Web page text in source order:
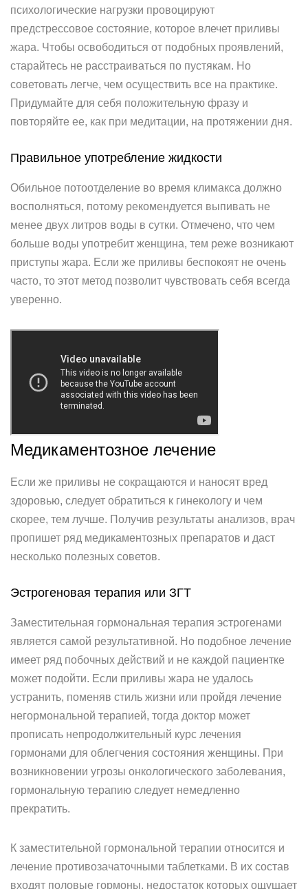
психологические нагрузки провоцируют
предстрессовое состояние, которое влечет приливы
жара. Чтобы освободиться от подобных проявлений,
старайтесь не расстраиваться по пустякам. Но
советовать легче, чем осуществить все на практике.
Придумайте для себя положительную фразу и
повторяйте ее, как при медитации, на протяжении дня.
Правильное употребление жидкости
Обильное потоотделение во время климакса должно
восполняться, потому рекомендуется выпивать не
менее двух литров воды в сутки. Отмечено, что чем
больше воды употребит женщина, тем реже возникают
приступы жара. Если же приливы беспокоят не очень
часто, то этот метод позволит чувствовать себя всегда
уверенно.
Медикаментозное лечение
Если же приливы не сокращаются и наносят вред
здоровью, следует обратиться к гинекологу и чем
скорее, тем лучше. Получив результаты анализов, врач
пропишет ряд медикаментозных препаратов и даст
несколько полезных советов.
Эстрогеновая терапия или ЗГТ
Заместительная гормональная терапия эстрогенами
является самой результативной. Но подобное лечение
имеет ряд побочных действий и не каждой пациентке
может подойти. Если приливы жара не удалось
устранить, поменяв стиль жизни или пройдя лечение
негормональной терапией, тогда доктор может
прописать непродолжительный курс лечения
гормонами для облегчения состояния женщины. При
возникновении угрозы онкологического заболевания,
гормональную терапию следует немедленно
прекратить.
К заместительной гормональной терапии относится и
лечение противозачаточными таблетками. В их состав
входят половые гормоны, недостаток которых ощущает